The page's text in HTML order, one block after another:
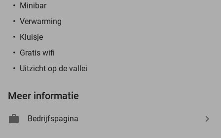
Minibar
Verwarming
Kluisje
Gratis wifi
Uitzicht op de vallei
Meer informatie
Bedrijfspagina